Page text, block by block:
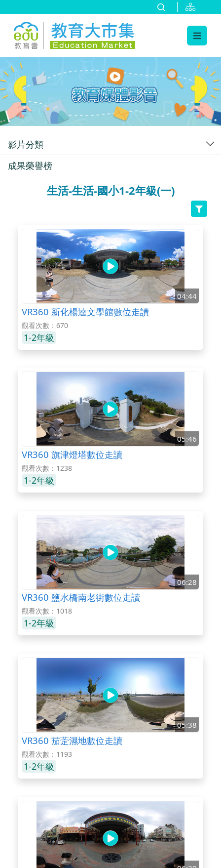
:::
影片分類
成果榮譽榜
生活-生活-國小1-2年級(一)
04:44
VR360 新化楊逵文學館數位走讀
觀看次數：670
1-2年級
05:46
VR360 旗津燈塔數位走讀
觀看次數：1238
1-2年級
06:28
VR360 鹽水橋南老街數位走讀
觀看次數：1018
1-2年級
05:38
VR360 茄萣濕地數位走讀
觀看次數：1193
1-2年級